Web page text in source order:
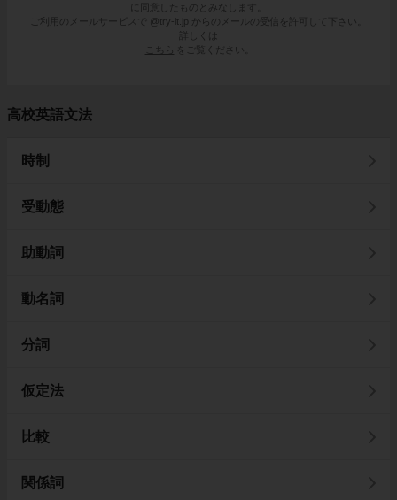
に同意したものとみなします。
ご利用のメールサービスで @try-it.jp からのメールの受信を許可して下さい。
詳しくは
こちら
をご覧ください。
高校英語文法
時制
受動態
助動詞
動名詞
分詞
仮定法
比較
関係詞